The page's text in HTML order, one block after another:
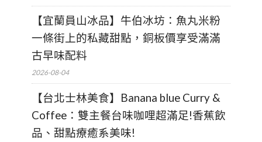
【宜蘭員山冰品】牛伯冰坊：魚丸米粉
一條街上的私藏甜點，銅板價享受滿滿
古早味配料
2026-08-04
【台北士林美食】Banana blue Curry &
Coffee：雙主餐台味咖哩超滿足!香蕉飲
品、甜點療癒系美味!